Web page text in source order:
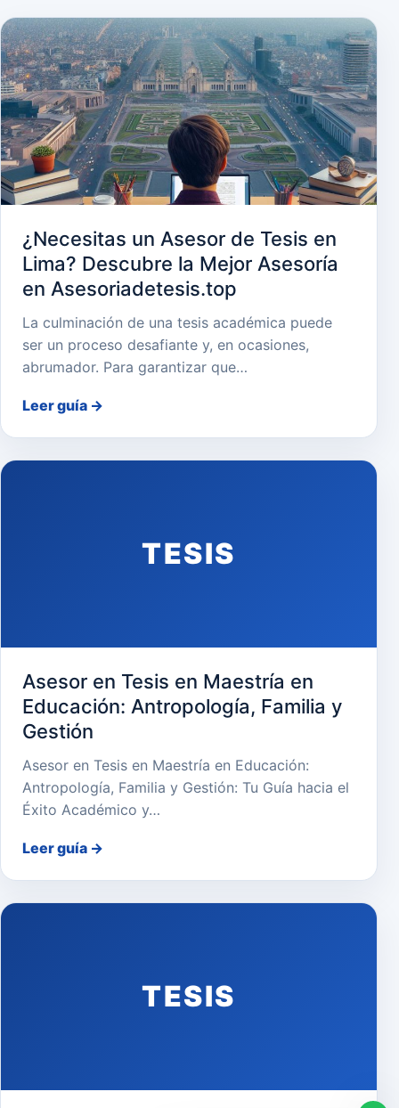
¿Necesitas un Asesor de Tesis en
Lima? Descubre la Mejor Asesoría
en Asesoriadetesis.top
La culminación de una tesis académica puede
ser un proceso desafiante y, en ocasiones,
abrumador. Para garantizar que…
Leer guía →
TESIS
Asesor en Tesis en Maestría en
Educación: Antropología, Familia y
Gestión
Asesor en Tesis en Maestría en Educación:
Antropología, Familia y Gestión: Tu Guía hacia el
Éxito Académico y…
Leer guía →
TESIS